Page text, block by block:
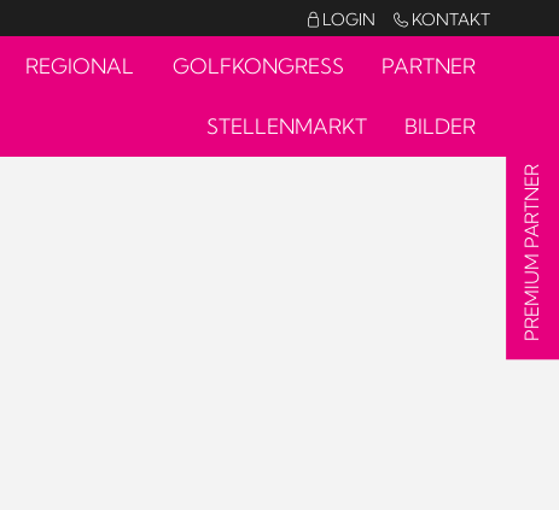
 LOGIN  KONTAKT
REGIONAL GOLFKONGRESS PARTNER
STELLENMARKT BILDER
PREMIUM PARTNER